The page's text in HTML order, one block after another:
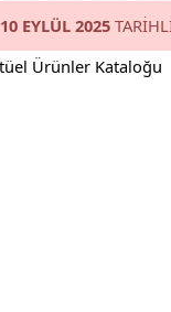
10 EYLÜL 2025